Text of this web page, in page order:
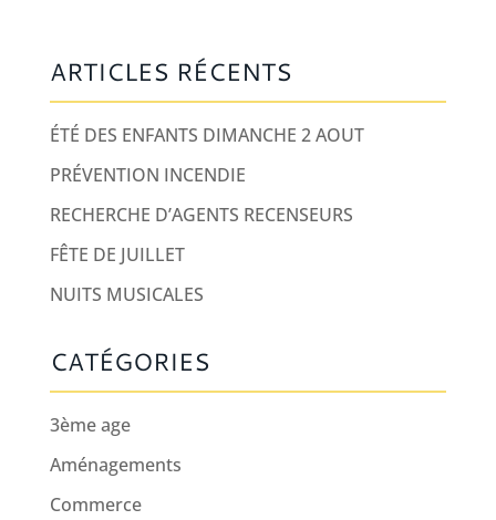
ARTICLES RÉCENTS
ÉTÉ DES ENFANTS DIMANCHE 2 AOUT
PRÉVENTION INCENDIE
RECHERCHE D’AGENTS RECENSEURS
FÊTE DE JUILLET
NUITS MUSICALES
CATÉGORIES
3ème age
Aménagements
Commerce